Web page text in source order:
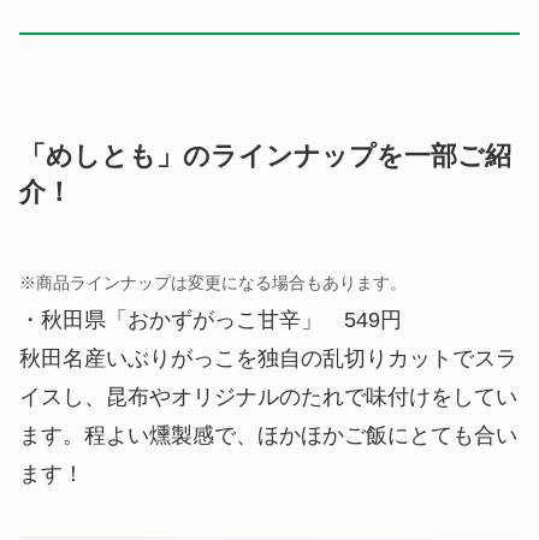
「めしとも」のラインナップを一部ご紹
介！
※商品ラインナップは変更になる場合もあります。
・秋田県「おかずがっこ甘辛」 549円
秋田名産いぶりがっこを独自の乱切りカットでスラ
イスし、昆布やオリジナルのたれで味付けをしてい
ます。程よい燻製感で、ほかほかご飯にとても合い
ます！